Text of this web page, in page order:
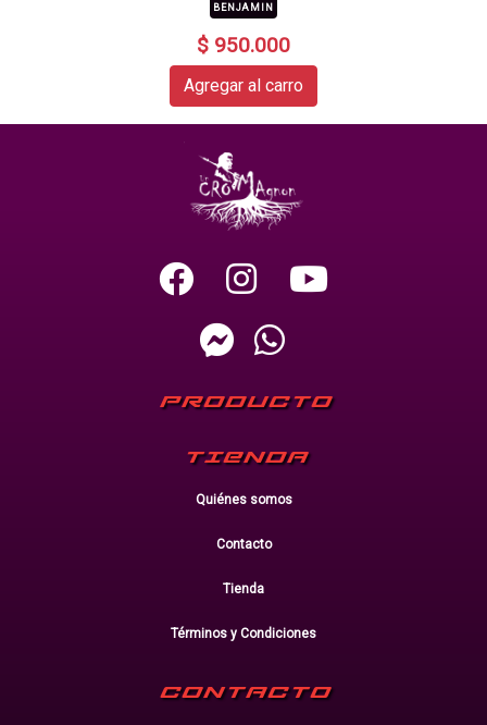
BENJAMIN
$ 950.000
Agregar al carro
PRODUCTO
TIENDA
Quiénes somos
Contacto
Tienda
Términos y Condiciones
CONTACTO